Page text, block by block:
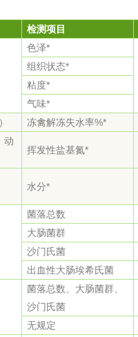
环保工程
VOCs废气治理
综合利用工程
检测项目
色泽*
组织状态*
粘度*
气味*
冻禽解冻失水率%*
动
挥发性盐基氮*
水分*
菌落总数
大肠菌群
沙门氏菌
出血性大肠埃希氏菌
菌落总数、大肠菌群、
沙门氏菌
无规定